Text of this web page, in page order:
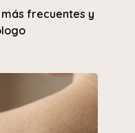
frecuentes y